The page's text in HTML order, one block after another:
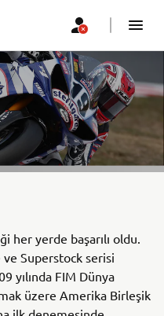
her yerde başarılı oldu.
Superstock serisi
yılında FIM Dünya
üzere Amerika Birleşik